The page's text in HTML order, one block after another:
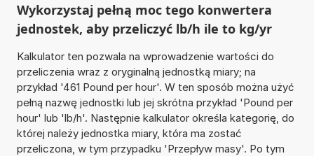
Wykorzystaj pełną moc tego konwertera
jednostek, aby przeliczyć lb/h ile to kg/yr
Kalkulator ten pozwala na wprowadzenie wartości do
przeliczenia wraz z oryginalną jednostką miary; na
przykład '461 Pound per hour'. W ten sposób można użyć
pełną nazwę jednostki lub jej skrótna przykład 'Pound per
hour' lub 'lb/h'. Następnie kalkulator określa kategorię, do
której należy jednostka miary, która ma zostać
przeliczona, w tym przypadku 'Przepływ masy'. Po tym